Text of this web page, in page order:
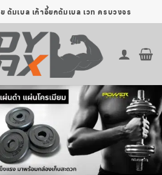
ดัมเบล เก้าอี้ยกดัมเบล เวท ครบวงจร